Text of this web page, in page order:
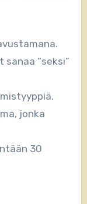
“seksi”
jonka
30